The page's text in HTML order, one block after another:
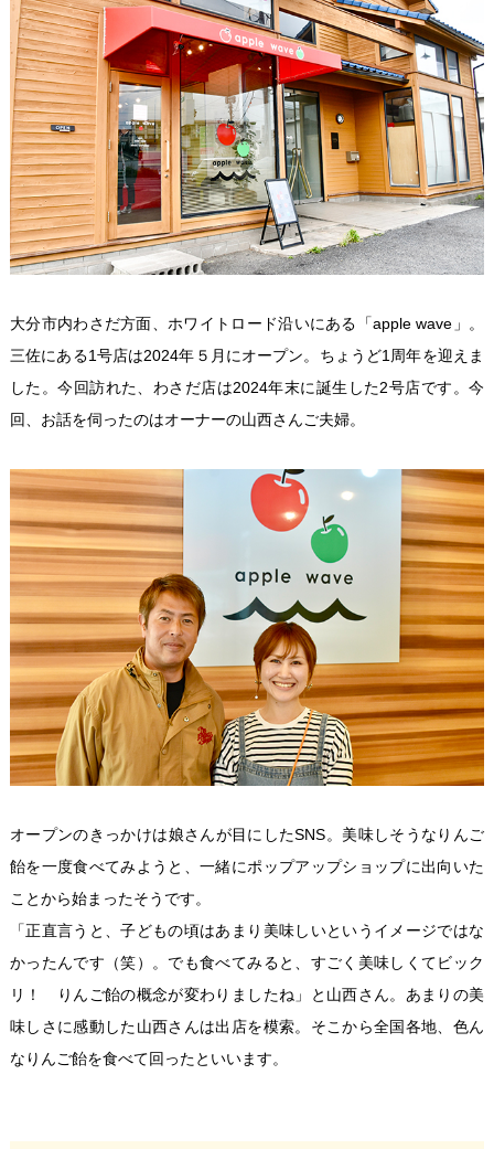
大分市内わさだ方面、ホワイトロード沿いにある「apple wave」。
三佐にある1号店は2024年５月にオープン。ちょうど1周年を迎えま
した。今回訪れた、わさだ店は2024年末に誕生した2号店です。今
回、お話を伺ったのはオーナーの山西さんご夫婦。
オープンのきっかけは娘さんが目にしたSNS。美味しそうなりんご
飴を一度食べてみようと、一緒にポップアップショップに出向いた
ことから始まったそうです。
「正直言うと、子どもの頃はあまり美味しいというイメージではな
かったんです（笑）。でも食べてみると、すごく美味しくてビック
リ！ りんご飴の概念が変わりましたね」と山西さん。あまりの美
味しさに感動した山西さんは出店を模索。そこから全国各地、色ん
なりんご飴を食べて回ったといいます。